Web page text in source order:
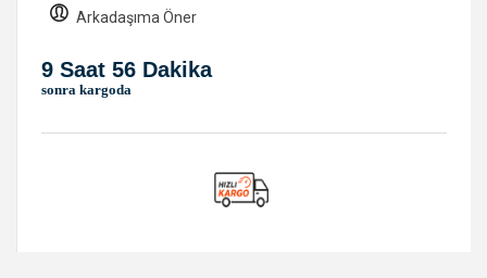
Arkadaşıma Öner
9 Saat 56 Dakika
sonra kargoda